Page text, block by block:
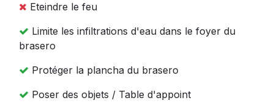
Eteindre le feu
Limite les infiltrations d'eau dans le foyer du
brasero
Protéger la plancha du brasero
Poser des objets / Table d'appoint